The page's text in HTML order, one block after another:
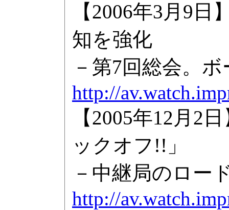
【2006年3月9
知を強化
－第7回総会。
http://
【2005年12月2
ックオフ!!」
－中継局のロー
http://